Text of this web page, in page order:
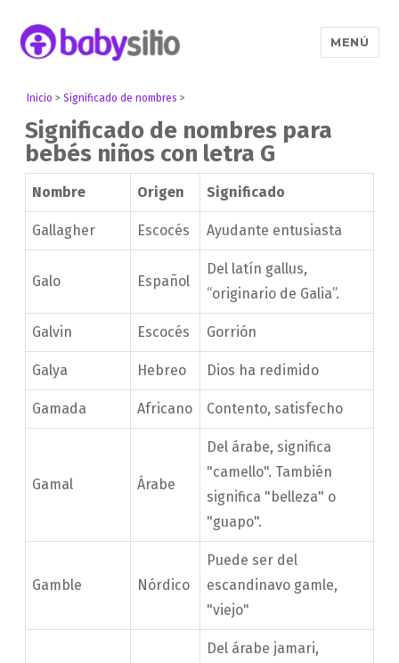
MENÚ
Inicio >Significado de nombres >
Significado de nombres para
bebés niños con letra G
Nombre Origen Significado
Gallagher Escocés Ayudante entusiasta
Galo Español
Del latín gallus,
“originario de Galia”.
Galvin Escocés Gorrión
Galya Hebreo Dios ha redimido
Gamada Africano Contento, satisfecho
Gamal Árabe
Del árabe, significa
"camello". También
significa "belleza" o
"guapo".
Gamble Nórdico
Puede ser del
escandinavo gamle,
"viejo"
Del árabe jamari,